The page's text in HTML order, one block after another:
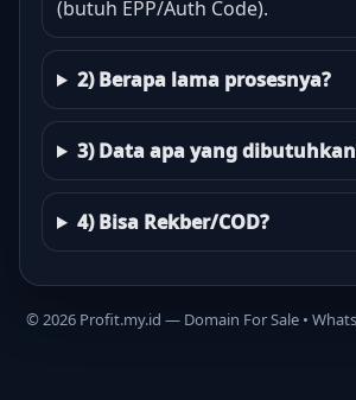
(butuh EPP/Auth Code).
2) Berapa lama prosesnya?
3) Data apa yang
4) Bisa Rekber/COD?
© 2026 Profit.my.id — Domain For Sale •